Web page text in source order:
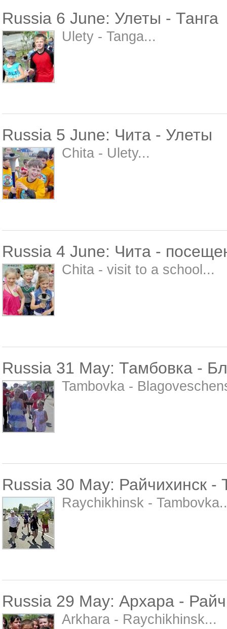
Russia 6 June: Улеты - Танга
Ulety - Tanga...
Russia 5 June: Чита - Улеты
Chita - Ulety...
Russia 4 June: Чита -
Chita - visit to a school...
Russia 31 May: Тамбовка -
Tambovka -
Russia 30 May: Райчихинск -
Raychikhinsk -
Russia 29 May: Архара -
Arkhara - Raychikhinsk...